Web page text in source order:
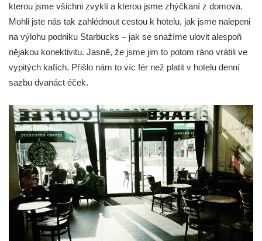
kterou jsme všichni zvyklí a kterou jsme zhýčkaní z domova.
Mohli jste nás tak zahlédnout cestou k hotelu, jak jsme nalepeni
na výlohu podniku Starbucks – jak se snažíme ulovit alespoň
nějakou konektivitu. Jasně, že jsme jim to potom ráno vrátili ve
vypitých kafích. Přišlo nám to víc fér než platit v hotelu denní
sazbu dvanáct éček.